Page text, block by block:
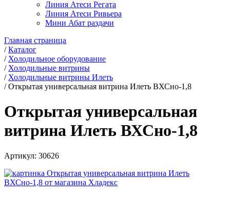
Линия Атеси Регата
Линия Атеси Ривьера
Мини Абат раздачи
Главная страница
/Каталог
/ Холодильное оборудование
/ Холодильные витрины
/ Холодильные витрины Илеть
/Открытая универсальная витрина Илеть ВХСно-1,8
Открытая универсальная
витрина Илеть ВХСно-1,8
Артикул: 30626